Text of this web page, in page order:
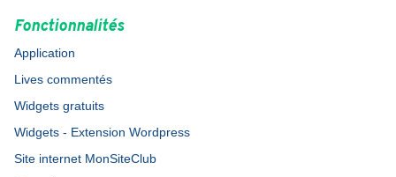
Fonctionnalités
Application
Lives commentés
Widgets gratuits
Widgets - Extension Wordpress
Site internet MonSiteClub